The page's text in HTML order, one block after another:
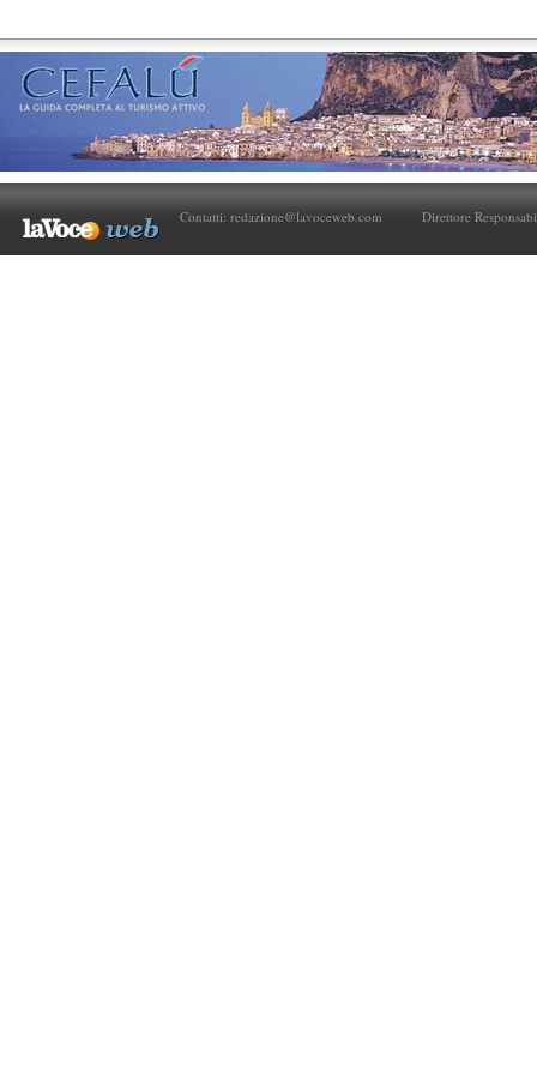
Contatti: redazione@lavoceweb.com Direttore